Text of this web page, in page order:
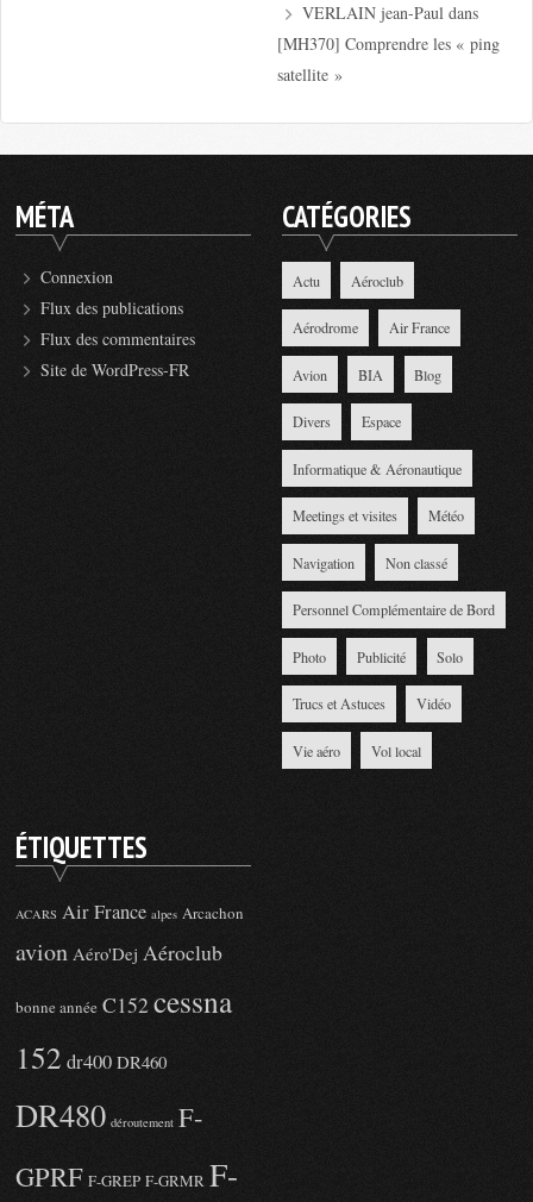
VERLAIN jean-Pauldans
[MH370] Comprendre les « ping
satellite »
MÉTA
Connexion
Flux des publications
Flux des commentaires
Site de WordPress-FR
CATÉGORIES
Actu Aéroclub
Aérodrome Air France
Avion BIA Blog
Divers Espace
Informatique & Aéronautique
Meetings et visites Météo
Navigation Non classé
Personnel Complémentaire de Bord
Photo Publicité Solo
Trucs et Astuces Vidéo
Vie aéro Vol local
ÉTIQUETTES
ACARS Air France alpes Arcachon
avion Aéro'Dej Aéroclub
bonne année C152cessna
152 dr400 DR460
DR480 déroutement F-
GPRF F-GREP F-GRMR F-